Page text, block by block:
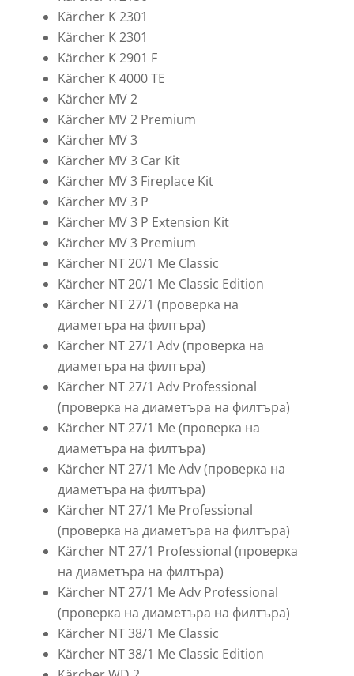
Kärcher K 2301
Kärcher K 2301
Kärcher K 2901 F
Kärcher K 4000 TE
Kärcher MV 2
Kärcher MV 2 Premium
Kärcher MV 3
Kärcher MV 3 Car Kit
Kärcher MV 3 Fireplace Kit
Kärcher MV 3 P
Kärcher MV 3 P Extension Kit
Kärcher MV 3 Premium
Kärcher NT 20/1 Me Classic
Kärcher NT 20/1 Me Classic Edition
Kärcher NT 27/1 (проверка на
диаметъра на филтъра)
Kärcher NT 27/1 Adv (проверка на
диаметъра на филтъра)
Kärcher NT 27/1 Adv Professional
(проверка на диаметъра на филтъра)
Kärcher NT 27/1 Me (проверка на
диаметъра на филтъра)
Kärcher NT 27/1 Me Adv (проверка на
диаметъра на филтъра)
Kärcher NT 27/1 Me Professional
(проверка на диаметъра на филтъра)
Kärcher NT 27/1 Professional (проверка
на диаметъра на филтъра)
Kärcher NT 27/1 Me Adv Professional
(проверка на диаметъра на филтъра)
Kärcher NT 38/1 Me Classic
Kärcher NT 38/1 Me Classic Edition